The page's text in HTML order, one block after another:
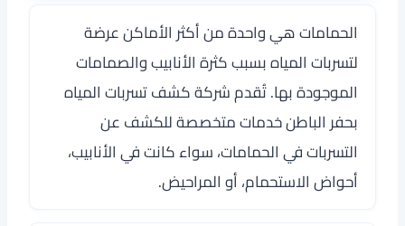
الحمامات هي واحدة من أكثر الأماكن عرضة
لتسربات المياه بسبب كثرة الأنابيب والصمامات
الموجودة بها. تُقدم شركة كشف تسربات المياه
بحفر الباطن خدمات متخصصة للكشف عن
التسربات في الحمامات، سواء كانت في الأنابيب،
أحواض الاستحمام، أو المراحيض.